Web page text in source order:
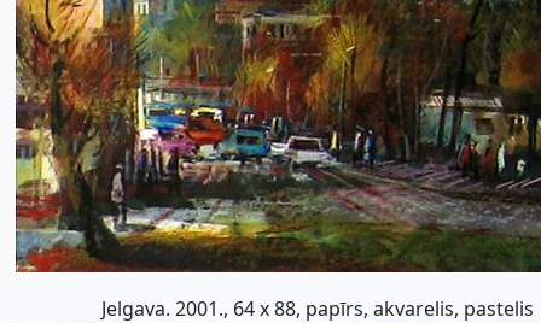
Jelgava. 2001., 64 x 88, papīrs, akvarelis, pastelis